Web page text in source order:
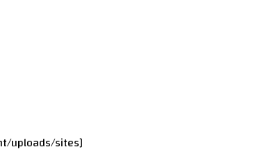
[gview file=”https://repository.qu.edu.iq/wp-content/uploads/sites/٣١/٢٠١٦/١١/certain-viral-diseases-in-Broiler.pdf”]